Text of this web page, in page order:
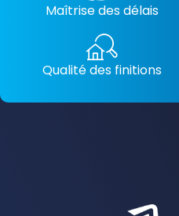
Maîtrise des délais
Qualité des finitions